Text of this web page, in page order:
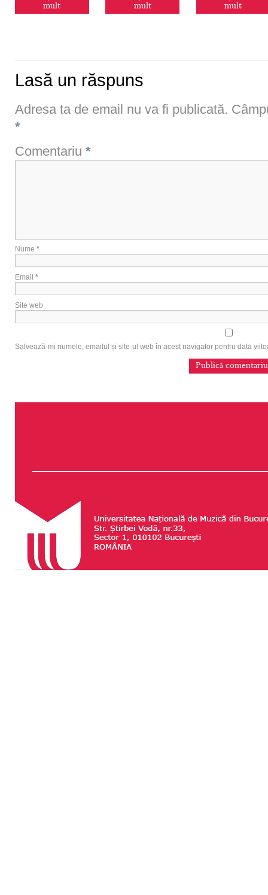
mult
mult
mult
Lasă un răspuns
Adresa ta de email nu va fi publicată.
*
Comentariu *
Nume *
Email *
Site web
Salvează-mi numele, emailul și site-ul web în acest navigator pentru data